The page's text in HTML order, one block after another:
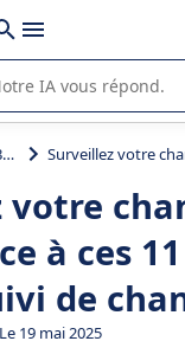
avec
dans l'utilisation ou
BTP
votre
à ces
de
19 mai 2025